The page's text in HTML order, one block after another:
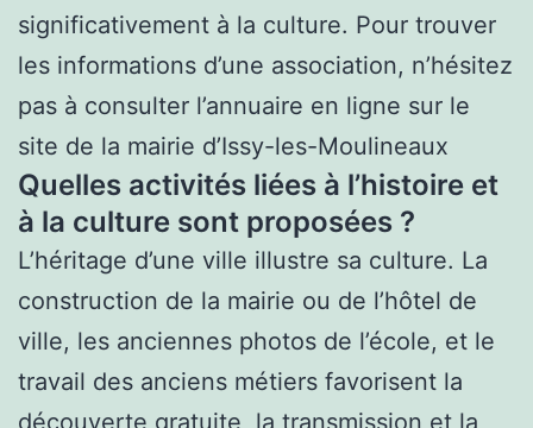
significativement à la culture. Pour trouver
les informations d’une association, n’hésitez
pas à consulter l’annuaire en ligne sur le
site de la mairie d’Issy-les-Moulineaux
Quelles activités liées à l’histoire et
à la culture sont proposées ?
L’héritage d’une ville illustre sa culture. La
construction de la mairie ou de l’hôtel de
ville, les anciennes photos de l’école, et le
travail des anciens métiers favorisent la
découverte gratuite, la transmission et la